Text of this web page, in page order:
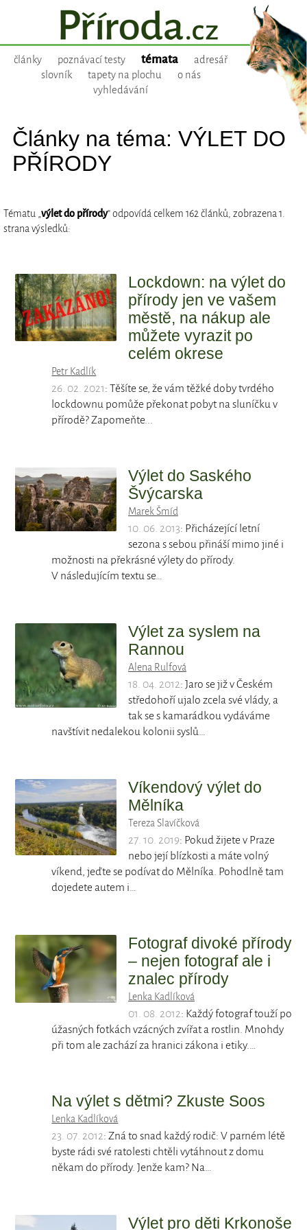
články poznávací testy témata
adresář
slovník
tapety na plochu
o nás
vyhledávání
Články na téma: VÝLET DO
PŘÍRODY
Tématu „výlet do přírody“ odpovídá celkem 162 článků, zobrazena 1.
strana výsledků:
Lockdown: na výlet do
přírody jen ve vašem
městě, na nákup ale
můžete vyrazit po
celém okrese
Petr Kadlík
26. 02. 2021: Těšíte se, že vám těžké doby tvrdého
lockdownu pomůže překonat pobyt na sluníčku v
přírodě? Zapomeňte...
Výlet do Saského
Švýcarska
Marek Šmíd
10. 06. 2013: Přicházející letní
sezona s sebou přináší mimo jiné i
možnosti na překrásné výlety do přírody.
V následujícím textu se…
Výlet za syslem na
Rannou
Alena Rulfová
18. 04. 2012: Jaro se již v Českém
středohoří ujalo zcela své vlády, a
tak se s kamarádkou vydáváme
navštívit nedalekou kolonii syslů…
Víkendový výlet do
Mělníka
Tereza Slavíčková
27. 10. 2019: Pokud žijete v Praze
nebo její blízkosti a máte volný
víkend, jeďte se podívat do Mělníka. Pohodlně tam
dojedete autem i…
Fotograf divoké přírody
– nejen fotograf ale i
znalec přírody
Lenka Kadlíková
01. 08. 2012: Každý fotograf touží po
úžasných fotkách vzácných zvířat a rostlin. Mnohdy
při tom ale zachází za hranici zákona i etiky.…
Na výlet s dětmi? Zkuste Soos
Lenka Kadlíková
23. 07. 2012: Zná to snad každý rodič: V parném létě
byste rádi své ratolesti chtěli vytáhnout z domu
někam do přírody. Jenže kam? Na…
Výlet pro děti Krkonoše